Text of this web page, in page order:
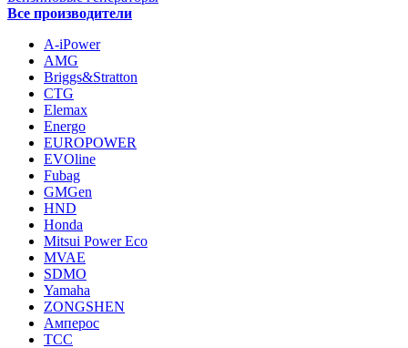
Все производители
A-iPower
AMG
Briggs&Stratton
CTG
Elemax
Energo
EUROPOWER
EVOline
Fubag
GMGen
HND
Honda
Mitsui Power Eco
MVAE
SDMO
Yamaha
ZONGSHEN
Амперос
ТСС